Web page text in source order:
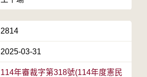
2814
2025-03-31
114年審裁字第318號(114年度憲民